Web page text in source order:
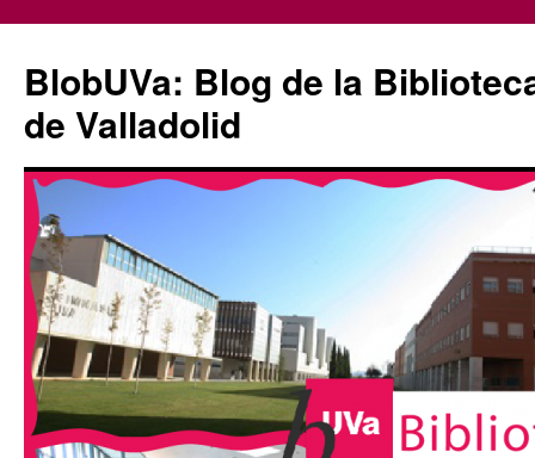
contenido
BlobUVa: Blog de la
de Valladolid